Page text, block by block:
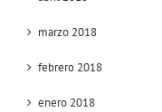
marzo 2018
febrero 2018
enero 2018